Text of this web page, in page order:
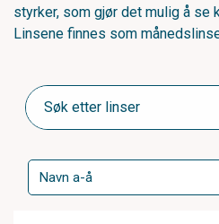
styrker, som gjør det mulig å se
Linsene finnes som